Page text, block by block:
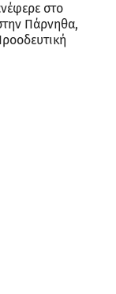
στο
Πάρνηθα,